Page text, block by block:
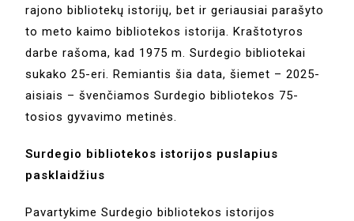
rajono bibliotekų istorijų, bet ir geriausiai parašyto
to meto kaimo bibliotekos istorija. Kraštotyros
darbe rašoma, kad 1975 m. Surdegio bibliotekai
sukako 25-eri. Remiantis šia data, šiemet – 2025-
aisiais – švenčiamos Surdegio bibliotekos 75-
tosios gyvavimo metinės.
Surdegio bibliotekos istorijos puslapius
pasklaidžius
Pavartykime Surdegio bibliotekos istorijos